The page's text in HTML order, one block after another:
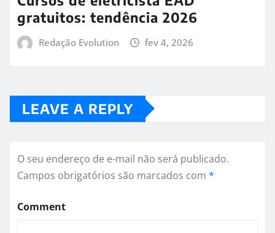
gratuitos: tendência 2026
Redação Evolution fev 4, 2026
LEAVE A REPLY
O seu endereço de e-mail não será publicado.
Campos obrigatórios são marcados com *
Comment